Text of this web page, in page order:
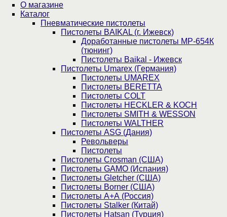
О магазине
Каталог
Пнев­ма­ти­чес­кие пистолеты
Пистолеты BAIKAL (г. Ижевск)
Доработанные пистолеты МР-654К
(тюнинг)
Пистолеты Baikal - Ижевск
Пистолеты Umarex (Германия)
Пистолеты UMAREX
Пистолеты BERETTA
Пистолеты COLT
Пистолеты HECKLER & KOCH
Пистолеты SMITH & WESSON
Пистолеты WALTHER
Пистолеты ASG (Дания)
Револьверы
Пистолеты
Пистолеты Crosman (США)
Пистолеты GAMO (Испания)
Пистолеты Gletcher (США)
Пистолеты Borner (США)
Пистолеты А+А (Россия)
Пистолеты Stalker (Китай)
Пистолеты Hatsan (Турция)